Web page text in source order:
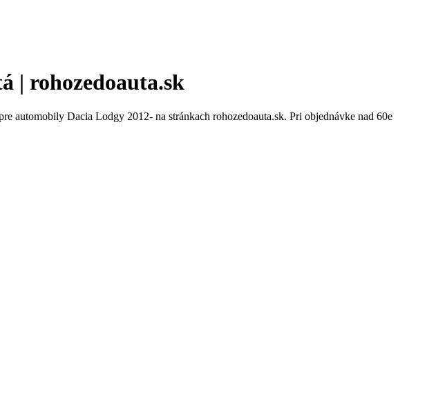
| rohozedoauta.sk
automobily Dacia Lodgy 2012- na stránkach rohozedoauta.sk. Pri objednávke nad 60e